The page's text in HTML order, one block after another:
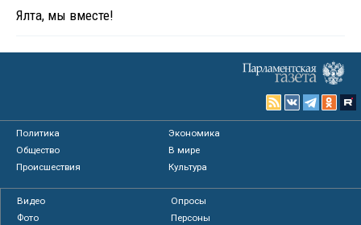
Ялта, мы вместе!
Политика
Экономика
Общество
В мире
Происшествия
Культура
Видео
Опросы
Фото
Персоны